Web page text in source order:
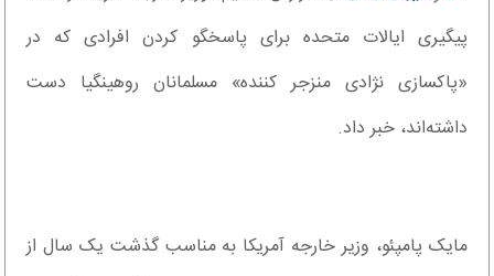
پیگیری ایالات متحده برای پاسخگو کردن افرادی که در
«پاکسازی نژادی منزجر کننده» مسلمانان روهینگیا دست
داشته‌اند، خبر داد.
مایک پامپئو، وزیر خارجه آمریکا به مناسب گذشت یک سال از